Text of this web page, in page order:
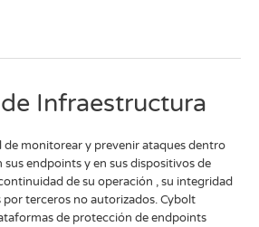
Infraestructura
de monitorear y prevenir ataques dentro
sus endpoints y en sus dispositivos de
de su operación , su integridad
por terceros no autorizados.​ Cybolt
de protección de endpoints